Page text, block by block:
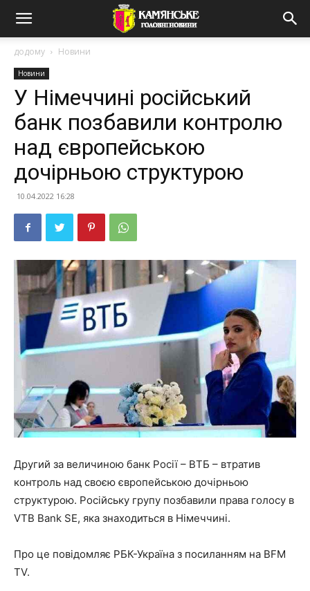
додому Новини
Новини
У Німеччині російський
банк позбавили контролю
над європейською
дочірньою структурою
10.04.2022 16:28
Другий за величиною банк Росії – ВТБ – втратив
контроль над своєю європейською дочірньою
структурою. Російську групу позбавили права голосу в
VTB Bank SE, яка знаходиться в Німеччині.
Про це повідомляє РБК-Україна з посиланням на BFM
TV.